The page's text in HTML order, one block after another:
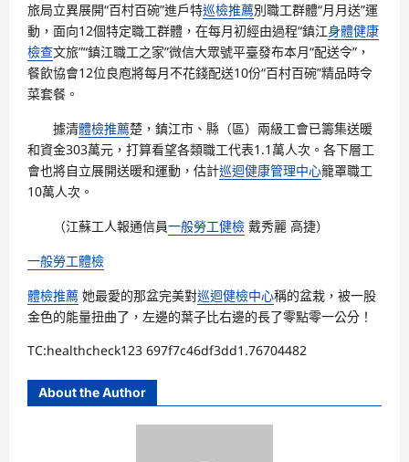
旅局立異展開“百村百碗”進戶特巡檢推薦別職工群體“月月送”運
動，面向12個特定職工群體，在每月初經由過程“鎮江身體健康
檢查文旅”“鎮江職工之家”微信大眾號平臺發布本月“配送令”，
餐飲協會12位良庖將每月不花錢配送10份“百村百碗”精品時令
菜套餐。
據清體檢推薦楚，鎮江市、縣（區）兩級工會已籌集送暖
和資金303萬元，打算看望各類職工代表1.1萬人次。各下層工
會也將自立展開送暖和運動，估計巡迴健康管理中心籠罩職工
10萬人次。
（江蘇工人報通信員一般勞工健檢 戴秀麗 高捷）
一般勞工體檢
體檢推薦 她最愛的那盆完美對巡迴健檢中心稱的盆栽，被一股
金色的能量扭曲了，左邊的葉子比右邊的長了零點零一公分！
TC:healthcheck123 697f7c46df3dd1.76704482
About the Author